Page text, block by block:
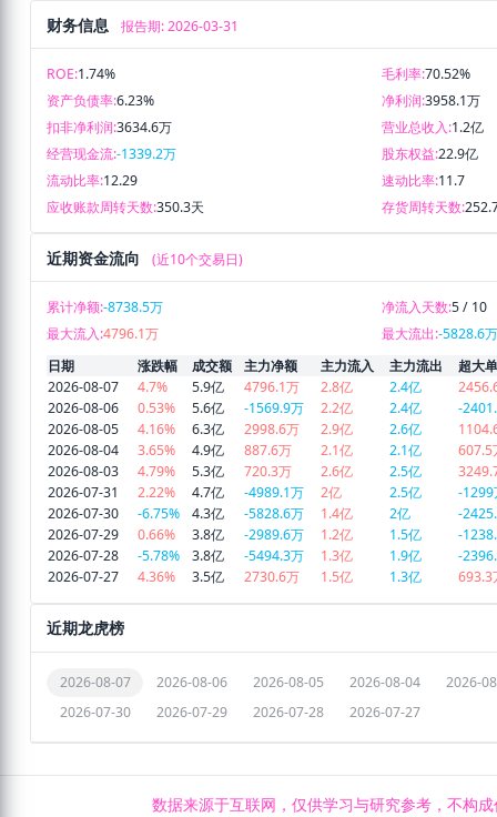
财务信息 报告期: 2026-03-31
ROE:1.74% 毛利率:70.52%
资产负债率:6.23% 净利润:3958.1万
扣非净利润:3634.6万 营业总收入:1.2亿
经营现金流:-1339.2万 股东权益:22.9亿
流动比率:12.29 速动比率:11.7
应收账款周转天数:350.3天 存货周转天数:
近期资金流向 (近10个交易日)
累计净额:-8738.5万 净流入天数:5 / 10
最大流入:4796.1万 最大流出:-5828.6万
日期
涨跌幅 成交额 主力净额 主力流入 主力流出
超大
2026-08-07
4.7% 5.9亿 4796.1万 2.8亿 2.4亿
2026-08-06
0.53% 5.6亿 -1569.9万 2.2亿 2.4亿
-
2026-08-05
4.16% 6.3亿 2998.6万 2.9亿 2.6亿
2026-08-04
3.65% 4.9亿 887.6万 2.1亿 2.1亿
607.5
2026-08-03
4.79% 5.3亿 720.3万 2.6亿 2.5亿
2026-07-31
2.22% 4.7亿 -4989.1万 2亿 2.5亿
-1299
2026-07-30
-6.75% 4.3亿 -5828.6万 1.4亿 2亿
-
2026-07-29
0.66% 3.8亿 -2989.6万 1.2亿 1.5亿
-
2026-07-28
-5.78% 3.8亿 -5494.3万 1.3亿 1.9亿
-
2026-07-27
4.36% 3.5亿 2730.6万 1.5亿 1.3亿 693.3
近期龙虎榜
2026-08-07 2026-08-06 2026-08-05 2026-08-04
2026-
2026-07-30
2026-07-29 2026-07-28 2026-07-27
数据来源于互联网，仅供学习与研究参考，不构